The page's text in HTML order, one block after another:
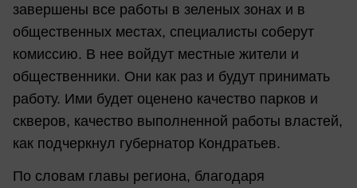
завершены все работы в зеленых зонах и в
общественных местах, специалисты соберут
комиссию. В нее войдут местные жители и
общественники. Они как раз и будут принимать
работу. Ими будет оценено качество парков и
скверов, качество выполненной работы властей,
как подчеркнул губернатор Кондратьев.
По словам главы региона, благодаря